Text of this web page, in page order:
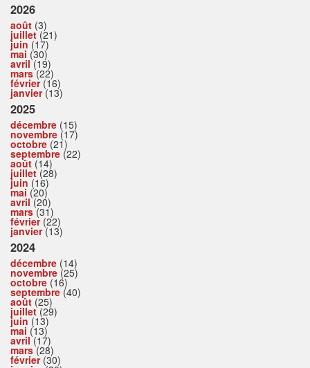
2026
août (3)
juillet(21)
juin (17)
mai (30)
avril(19)
mars(22)
février(16)
janvier(13)
2025
décembre (15)
novembre (17)
octobre (21)
septembre (22)
août (14)
juillet(28)
juin (16)
mai (20)
avril(20)
mars(31)
février(22)
janvier(13)
2024
décembre (14)
novembre (25)
octobre (16)
septembre (40)
août (25)
juillet(29)
juin (13)
mai (13)
avril(17)
mars(28)
février(30)